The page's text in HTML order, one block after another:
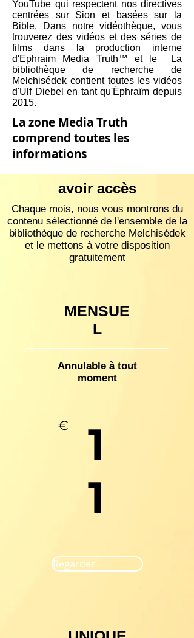
YouTube qui respectent nos directives
centrées sur Sion et basées sur la
Bible. Dans notre vidéothèque, vous
trouverez des vidéos et des séries de
films dans la production interne
d'Ephraim Media Truth™ et le
La
bibliothèque de recherche de
Melchisédek contient toutes les vidéos
d'Ulf Diebel en tant qu'Éphraïm depuis
2015.
La zone Media Truth
comprend toutes les
informations
avoir accès
Chaque mois, nous vous montrons du
contenu sélectionné de l'ensemble de la
bibliothèque de recherche Melchisédek
et le mettons à votre disposition
gratuitement
MENSUE
L
Annulable à tout
moment
€
1
1
Regarder